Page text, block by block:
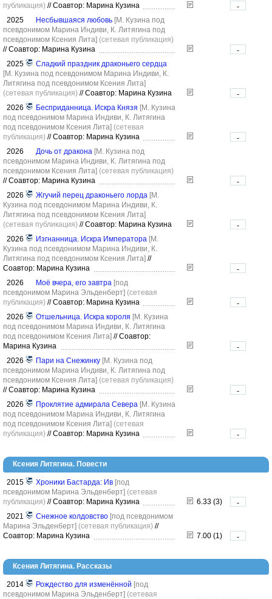
публикация) //Соавтор: Марина Кузина
-
2025
Несбывшаяся любовь [М. Кузина под
псевдонимом Марина Индиви, К. Литягина под
псевдонимом Ксения Лита] (сетевая публикация)
//Соавтор: Марина Кузина
-
2025
Сладкий праздник драконьего сердца
[М. Кузина под псевдонимом Марина Индиви, К.
Литягина под псевдонимом Ксения Лита]
(сетевая публикация) //Соавтор: Марина Кузина
-
2026
Бесприданница. Искра Князя [М. Кузина
под псевдонимом Марина Индиви, К. Литягина
под псевдонимом Ксения Лита] (сетевая
публикация) //Соавтор: Марина Кузина
-
2026
Дочь от дракона [М. Кузина под
псевдонимом Марина Индиви, К. Литягина под
псевдонимом Ксения Лита] (сетевая публикация)
//Соавтор: Марина Кузина
-
2026
Жгучий перец драконьего лорда [М.
Кузина под псевдонимом Марина Индиви, К.
Литягина под псевдонимом Ксения Лита]
(сетевая публикация) //Соавтор: Марина Кузина
-
2026
Изгнанница. Искра Императора [М.
Кузина под псевдонимом Марина Индиви, К.
Литягина под псевдонимом Ксения Лита] //
Соавтор: Марина Кузина
-
2026
Моё вчера, его завтра [под
псевдонимом Марина Эльденберт] (сетевая
публикация) //Соавтор: Марина Кузина
-
2026
Отшельница. Искра короля [М. Кузина
под псевдонимом Марина Индиви, К. Литягина
под псевдонимом Ксения Лита] //Соавтор:
Марина Кузина
-
2026
Пари на Снежинку [М. Кузина под
псевдонимом Марина Индиви, К. Литягина под
псевдонимом Ксения Лита] (сетевая публикация)
//Соавтор: Марина Кузина
-
2026
Проклятие адмирала Севера [М. Кузина
под псевдонимом Марина Индиви, К. Литягина
под псевдонимом Ксения Лита] (сетевая
публикация) //Соавтор: Марина Кузина -
Ксения Литягина. Повести
2015 Хроники Бастарда: Ив [под
псевдонимом Марина Эльденберт] (сетевая
публикация) //Соавтор: Марина Кузина 6.33 (3)
-
2021
Снежное колдовство [под псевдонимом
Марина Эльденберт] (сетевая публикация) //
Соавтор: Марина Кузина
7.00 (1) -
Ксения Литягина. Рассказы
2014 Рождество для изменённой [под
псевдонимом Марина Эльденберт] (сетевая